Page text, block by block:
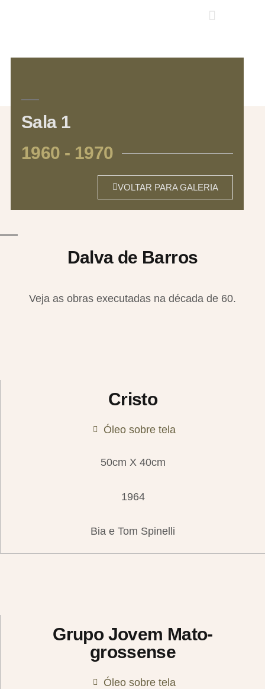
Sala 1
1960 - 1970
VOLTAR PARA GALERIA
Dalva de Barros
Veja as obras executadas na década de 60.
Cristo
Óleo sobre tela
50cm X 40cm
1964
Bia e Tom Spinelli
Grupo Jovem Mato-
grossense
Óleo sobre tela